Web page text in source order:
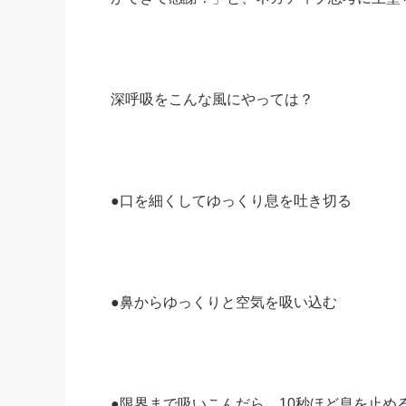
深呼吸をこんな風にやっては？
●口を細くしてゆっくり息を吐き切る
●鼻からゆっくりと空気を吸い込む